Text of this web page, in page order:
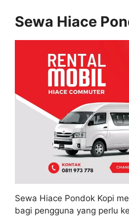
Sewa Hiace
Sewa Hiace Pondok Kopi
bagi pengguna yang perlu